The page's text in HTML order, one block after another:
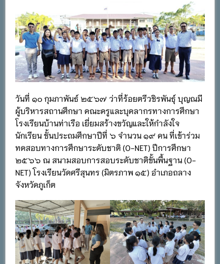
กิจกรรมถวายเทียนพรรษา สืบสานพระพุทธศาสนา
เนื่องในวันอาสาฬหบูชาและวันเข้าพรรษา
กิจกรรม SAFETY FOR KIDS เสริมสร้างวินัยและ
ความปลอดภัยในการใช้รถใช้ถนน
วันที่ ๑๐ กุมภาพันธ์ ๒๕๖๗ ว่าที่ร้อยตรีวชิรพันธุ์ บุญณมี
ผู้บริหารสถานศึกษา คณะครูและบุคลากรทางการศึกษา
โรงเรียนบ้านท่าเรือ เยี่ยมสร้างขวัญและให้กำลังใจ
นักเรียน ชั้นประถมศึกษาปีที่ ๖ จำนวน ๑๙ คน ที่เข้าร่วม
ทดสอบทางการศึกษาระดับชาติ (O-NET) ปีการศึกษา
๒๕๖๖ ณ สนามสอบการสอบระดับชาติขั้นพื้นฐาน (O-
NET) โรงเรียนวัดศรีสุนทร (มิตรภาพ ๑๕) อำเภอถลาง
จังหวัดภูเก็ต